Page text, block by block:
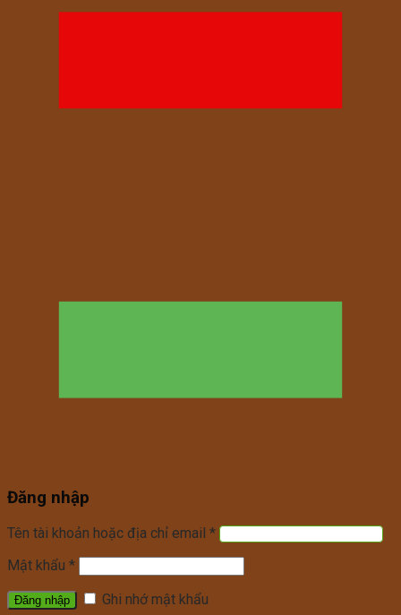
Đăng nhập
Tên tài khoản hoặc địa chỉ email *
Mật khẩu *
Ghi nhớ mật khẩu